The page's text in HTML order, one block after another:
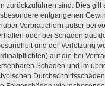
zurückzuführen sind. Dies gilt
entgangenen
Verbrauchern außer bei
oder bei Schäden aus
und der Verletzung
auf die bei
Schäden und im